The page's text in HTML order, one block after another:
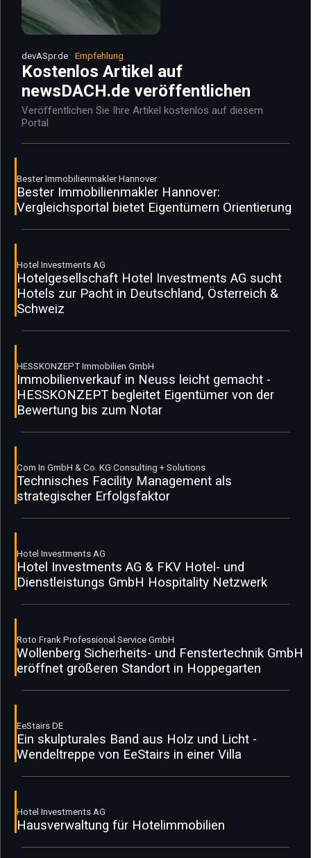
devASpr.de Empfehlung
Kostenlos Artikel auf
newsDACH.de veröffentlichen
Veröffentlichen Sie Ihre Artikel kostenlos auf diesem
Portal
Bester Immobilienmakler Hannover
Bester Immobilienmakler Hannover:
Vergleichsportal bietet Eigentümern Orientierung
Hotel Investments AG
Hotelgesellschaft Hotel Investments AG sucht
Hotels zur Pacht in Deutschland, Österreich &
Schweiz
HESSKONZEPT Immobilien GmbH
Immobilienverkauf in Neuss leicht gemacht -
HESSKONZEPT begleitet Eigentümer von der
Bewertung bis zum Notar
Com In GmbH & Co. KG Consulting + Solutions
Technisches Facility Management als
strategischer Erfolgsfaktor
Hotel Investments AG
Hotel Investments AG & FKV Hotel- und
Dienstleistungs GmbH Hospitality Netzwerk
Roto Frank Professional Service GmbH
Wollenberg Sicherheits- und Fenstertechnik GmbH
eröffnet größeren Standort in Hoppegarten
EeStairs DE
Ein skulpturales Band aus Holz und Licht -
Wendeltreppe von EeStairs in einer Villa
Hotel Investments AG
Hausverwaltung für Hotelimmobilien